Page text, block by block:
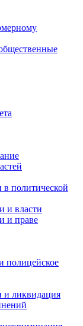
в политической
и власти
и праве
полицейское
и ликвидация